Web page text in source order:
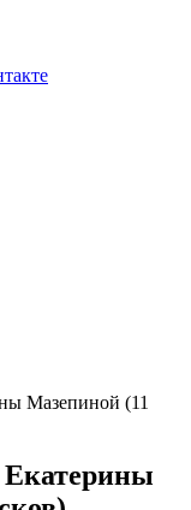
Мазепиной (11
Екатерины